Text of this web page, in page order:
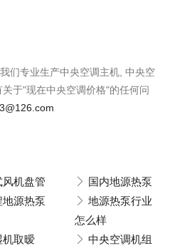
们专业生产中央空调主机, 中央空
于"现在中央空调价格"的任何问
风机盘管
国内地源热泵
地源热泵
地源热泵行业
怎么样
机取暧
中央空调机组